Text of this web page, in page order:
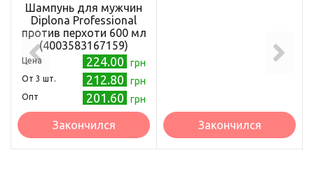
Шампунь для мужчин
Diplona Professional
против перхоти 600 мл
(4003583167159)
Цена 224.00 грн
Oт 3 шт. 212.80 грн
Опт 201.60 грн
Закончился Закончился